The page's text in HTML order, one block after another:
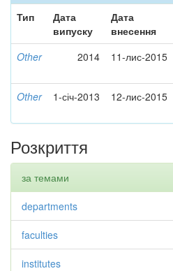
Тип
Дата
випуску
Дата
внесення
Other 2014 11-лис-2015
Other 1-січ-2013 12-лис-2015
Розкриття
за темами
departments
faculties
institutes